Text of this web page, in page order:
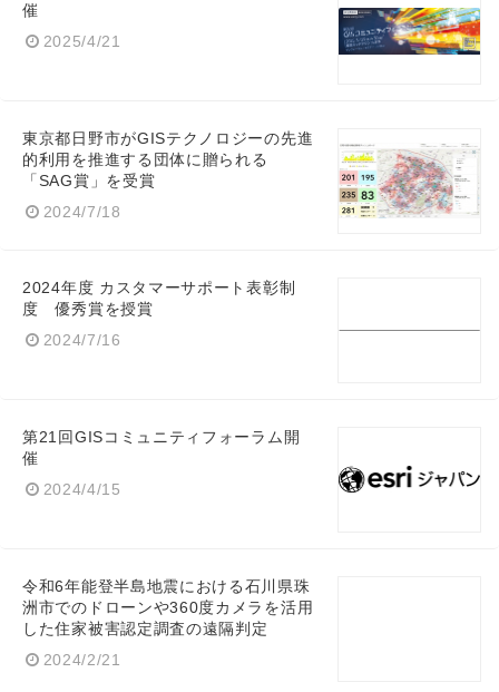
催
2025/4/21
東京都日野市がGISテクノロジーの先進
的利用を推進する団体に贈られる
「SAG賞」を受賞
2024/7/18
2024年度 カスタマーサポート表彰制
度 優秀賞を授賞
2024/7/16
第21回GISコミュニティフォーラム開
催
2024/4/15
令和6年能登半島地震における石川県珠
洲市でのドローンや360度カメラを活用
した住家被害認定調査の遠隔判定
2024/2/21